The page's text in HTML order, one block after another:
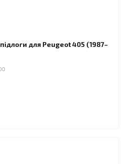
для Peugeot 405 (1987–